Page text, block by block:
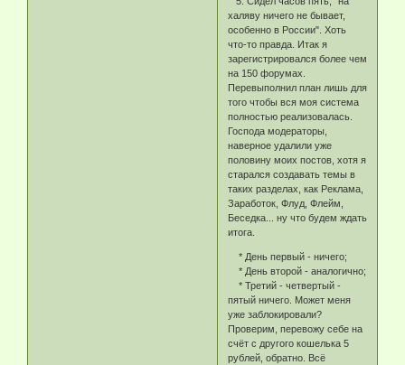
халяву ничего не бывает,
особенно в России". Хоть
что-то правда. Итак я
зарегистрировался более чем
на 150 форумах.
Перевыполнил план лишь для
того чтобы вся моя система
полностью реализовалась.
Господа модераторы,
наверное удалили уже
половину моих постов, хотя я
старался создавать темы в
таких разделах, как Реклама,
Заработок, Флуд, Флейм,
Беседка... ну что будем ждать
итога.
* День первый - ничего;
* День второй - аналогично;
* Третий - четвертый -
пятый ничего. Может меня
уже заблокировали?
Проверим, перевожу себе на
счёт с другого кошелька 5
рублей, обратно. Всё